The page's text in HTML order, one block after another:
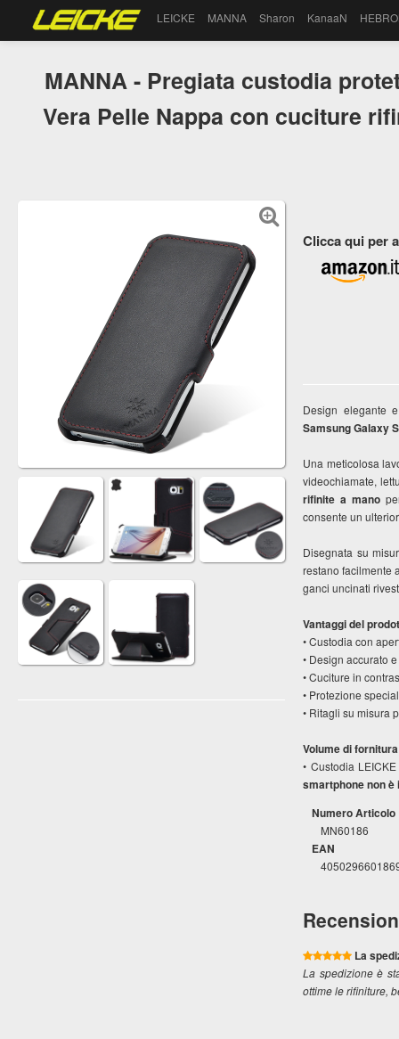
LEICKE MANNA Sharon KanaaN
MANNA - Pregiata custodia
Vera Pelle Nappa con cuciture
Clicca qui per
Design elegante
Samsung Galaxy
Una meticolosa
videochiamate,
rifinite a mano
consente un
Disegnata su
restano facilmente
ganci uncinati
Vantaggi del
• Custodia con
• Design accurato
• Cuciture in
• Protezione
• Ritagli su misura
Volume di
• Custodia
smartphone non è
Numero Articolo
MN60186
EAN
La
La spedizione è
ottime le rifiniture,